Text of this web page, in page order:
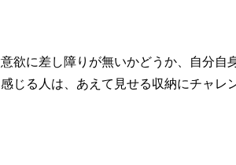
欲に差し障りが無いかどうか、自分自
じる人は、あえて見せる収納にチャレ